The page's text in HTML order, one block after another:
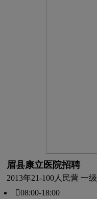
眉县康立医院招聘
2013年21-100人 民营 一级
08:00-18:00